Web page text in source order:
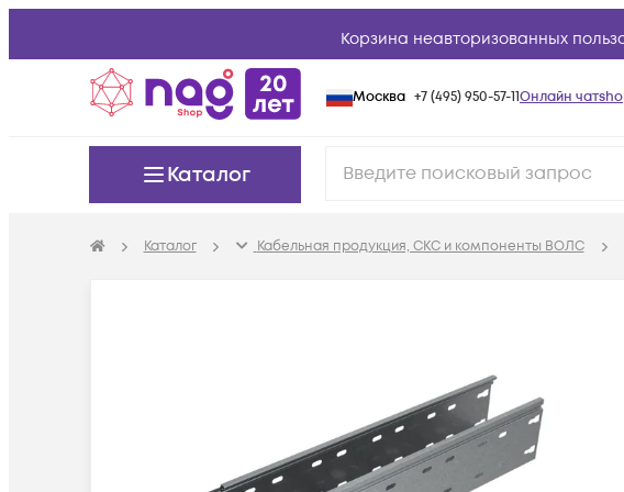
Корзина неавторизованных
Москва +7 (495) 950-57-11Онлайн чат
Каталог
Каталог Кабельная продукция, СКС и компоненты ВОЛС